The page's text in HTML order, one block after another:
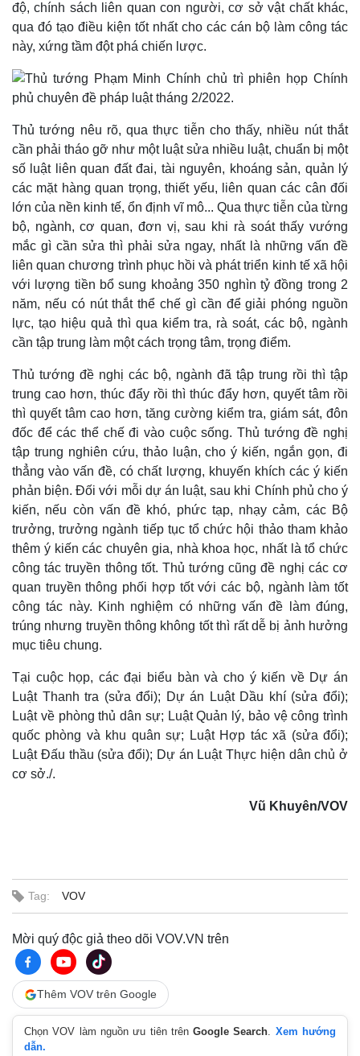
Bất động sản
Khởi nghiệp
Giá vàng
Tiêu dùng
Tỷ giá
Chứng khoán
Giá cà phê
Pháp luật
Vụ án
Tin nóng
Tư vấn luật
Quân sự - Quốc phòng
Vũ khí
Việt Nam
Phân tích
độ, chính sách liên quan con người, cơ sở vật chất khác,
qua đó tạo điều kiện tốt nhất cho các cán bộ làm công tác
này, xứng tầm đột phá chiến lược.
Thủ tướng nêu rõ, qua thực tiễn cho thấy, nhiều nút thắt
cần phải tháo gỡ như một luật sửa nhiều luật, chuẩn bị một
số luật liên quan đất đai, tài nguyên, khoáng sản, quản lý
các mặt hàng quan trọng, thiết yếu, liên quan các cân đối
lớn của nền kinh tế, ổn định vĩ mô... Qua thực tiễn của từng
bộ, ngành, cơ quan, đơn vị, sau khi rà soát thấy vướng
mắc gì cần sửa thì phải sửa ngay, nhất là những vấn đề
liên quan chương trình phục hồi và phát triển kinh tế xã hội
với lượng tiền bổ sung khoảng 350 nghìn tỷ đồng trong 2
năm, nếu có nút thắt thể chế gì cần để giải phóng nguồn
lực, tạo hiệu quả thì qua kiểm tra, rà soát, các bộ, ngành
cần tập trung làm một cách trọng tâm, trọng điểm.
Thủ tướng đề nghị các bộ, ngành đã tập trung rồi thì tập
trung cao hơn, thúc đẩy rồi thì thúc đẩy hơn, quyết tâm rồi
thì quyết tâm cao hơn, tăng cường kiểm tra, giám sát, đôn
đốc để các thể chế đi vào cuộc sống. Thủ tướng đề nghị
tập trung nghiên cứu, thảo luận, cho ý kiến, ngắn gọn, đi
thẳng vào vấn đề, có chất lượng, khuyến khích các ý kiến
phản biện. Đối với mỗi dự án luật, sau khi Chính phủ cho ý
kiến, nếu còn vấn đề khó, phức tạp, nhạy cảm, các Bộ
trưởng, trưởng ngành tiếp tục tổ chức hội thảo tham khảo
thêm ý kiến các chuyên gia, nhà khoa học, nhất là tổ chức
công tác truyền thông tốt. Thủ tướng cũng đề nghị các cơ
quan truyền thông phối hợp tốt với các bộ, ngành làm tốt
công tác này. Kinh nghiệm có những vấn đề làm đúng,
trúng nhưng truyền thông không tốt thì rất dễ bị ảnh hưởng
mục tiêu chung.
Tại cuộc họp, các đại biểu bàn và cho ý kiến về Dự án
Luật Thanh tra (sửa đổi); Dự án Luật Dầu khí (sửa đổi);
Luật về phòng thủ dân sự; Luật Quản lý, bảo vệ công trình
quốc phòng và khu quân sự; Luật Hợp tác xã (sửa đổi);
Luật Đấu thầu (sửa đổi); Dự án Luật Thực hiện dân chủ ở
cơ sở./.
Vũ Khuyên/VOV
Tag: VOV
Mời quý độc giả theo dõi VOV.VN trên
Thêm VOV trên Google
Chọn VOV làm nguồn ưu tiên trênGoogle Search. Xem hướng
dẫn.